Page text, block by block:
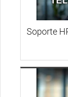
Soporte